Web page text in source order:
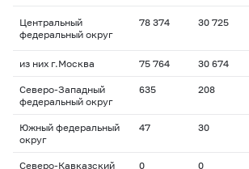
Центральный
федеральный округ
78 374 30 725
из них г.Москва 75 764 30 674
Северо-Западный
федеральный округ
635 208
Южный федеральный
округ
47 30
Северо-Кавказский
0 0